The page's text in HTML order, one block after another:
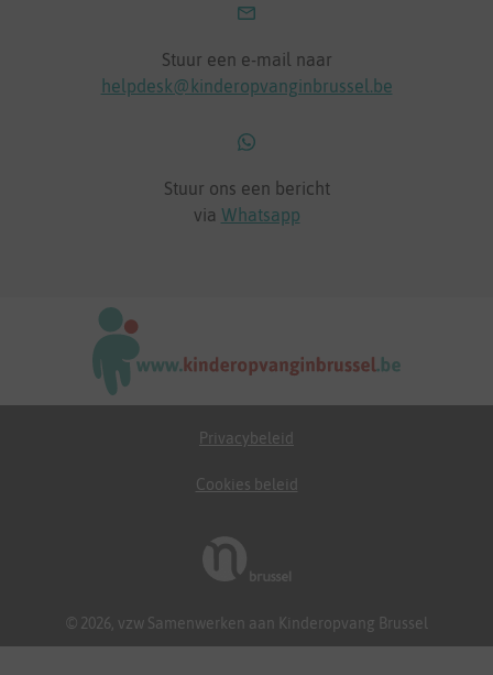
Stuur een e-mail naar
helpdesk@kinderopvanginbrussel.be
Stuur ons een bericht
via Whatsapp
© 2026, vzw Samenwerken aan Kinderopvang Brussel
Privacybeleid
Cookies beleid